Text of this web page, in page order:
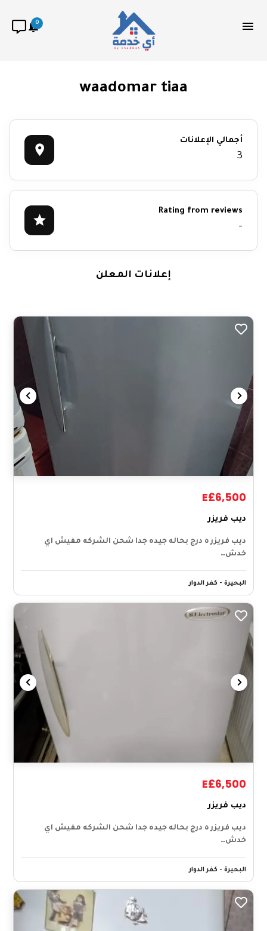
0
waadomar tiaa
أجمالي الإعلانات
3
Rating from reviews
-
إعلانات المعلن
ديب فريزر
ديب فريزر ٥ درج بحاله جيده جدا شحن الشركه مفيش اي
خدش…
البحيرة - كفر الدوار
E£6,500
ديب فريزر
ديب فريزر ٥ درج بحاله جيده جدا شحن الشركه مفيش اي
خدش…
البحيرة - كفر الدوار
E£6,500